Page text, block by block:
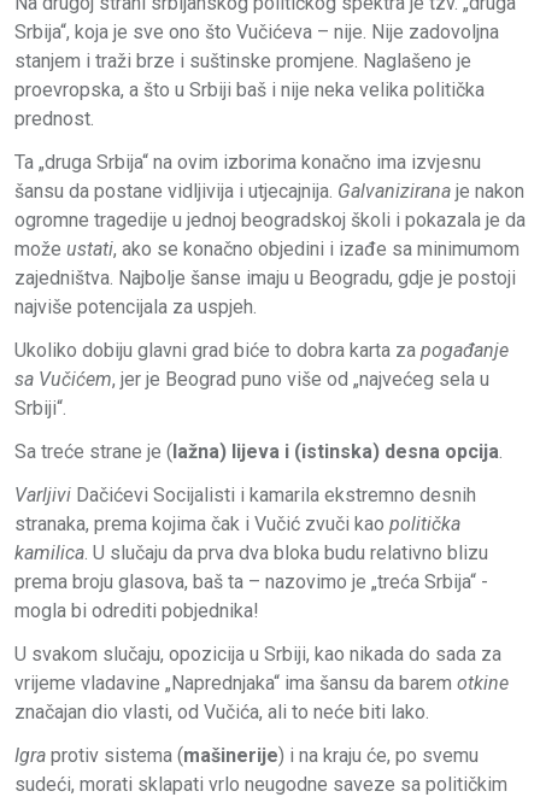
Srbija“, koja je sve ono što Vučićeva – nije. Nije zadovoljna
stanjem i traži brze i suštinske promjene. Naglašeno je
proevropska, a što u Srbiji baš i nije neka velika politička
prednost.
Ta „druga Srbija“ na ovim izborima konačno ima izvjesnu
šansu da postane vidljivija i utjecajnija. Galvanizirana je nakon
ogromne tragedije u jednoj beogradskoj školi i pokazala je da
može ustati, ako se konačno objedini i izađe sa minimumom
zajedništva. Najbolje šanse imaju u Beogradu, gdje je postoji
najviše potencijala za uspjeh.
Ukoliko dobiju glavni grad biće to dobra karta za pogađanje
sa Vučićem, jer je Beograd puno više od „najvećeg sela u
Srbiji“.
Sa treće strane je (lažna) lijeva i (istinska) desna opcija.
Varljivi Dačićevi Socijalisti i kamarila ekstremno desnih
stranaka, prema kojima čak i Vučić zvuči kao politička
kamilica. U slučaju da prva dva bloka budu relativno blizu
prema broju glasova, baš ta – nazovimo je „treća Srbija“ -
mogla bi odrediti pobjednika!
U svakom slučaju, opozicija u Srbiji, kao nikada do sada za
vrijeme vladavine „Naprednjaka“ ima šansu da barem otkine
značajan dio vlasti, od Vučića, ali to neće biti lako.
Igra protiv sistema (mašinerije) i na kraju će, po svemu
sudeći, morati sklapati vrlo neugodne saveze sa političkim